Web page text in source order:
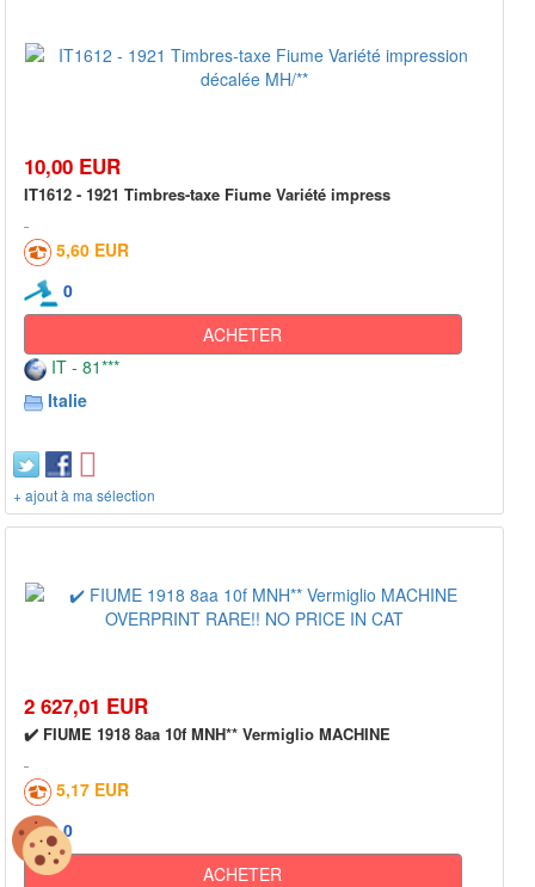
10,00 EUR
IT1612 - 1921 Timbres-taxe Fiume Variété impress
5,60 EUR
0
ACHETER
IT - 81***
Italie
+ ajout à ma sélection
2 627,01 EUR
✔️ FIUME 1918 8aa 10f MNH** Vermiglio MACHINE
5,17 EUR
0
ACHETER